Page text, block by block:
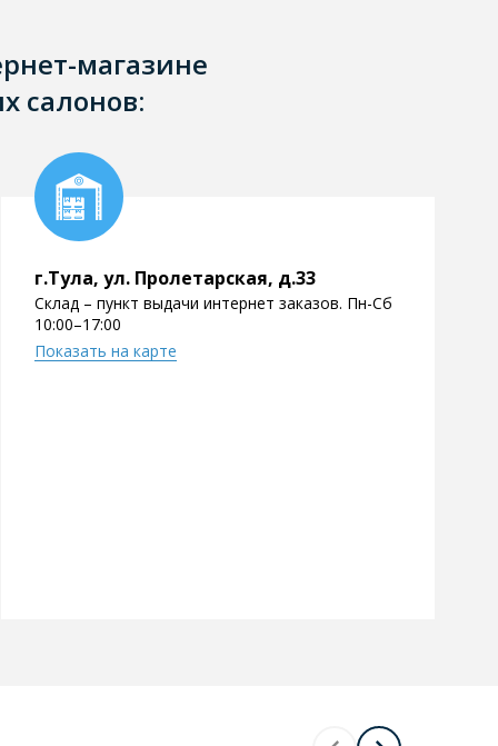
магазине
салонов:
г.Тула, ул. Пролетарская, д.33
Склад – пункт выдачи интернет заказов. Пн-Сб
10:00–17:00
Показать на карте